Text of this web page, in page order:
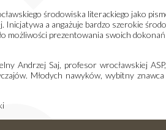
środowiska literackiego jako
Inicjatywa a angażuje bardzo szerokie
możliwości prezentowania swoich
Andrzej Saj, profesor wrocławskiej
Młodych nawyków, wybitny